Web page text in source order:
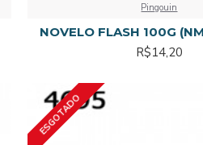
Pingouin
NOVELO FLASH 100G
R$14,20
ESGOTADO